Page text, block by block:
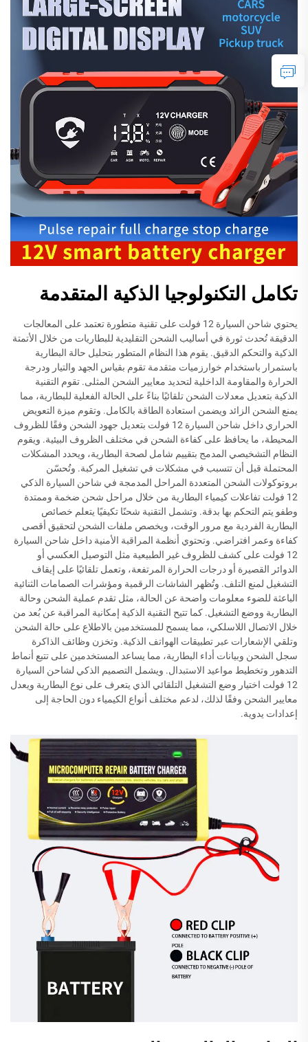
تكامل التكنولوجيا الذكية المتقدمة
يحتوي شاحن السيارة 12 فولت على تقنية متطورة تعتمد على المعالجات
الدقيقة تُحدث ثورة في أساليب الشحن التقليدية للبطاريات من خلال الأتمتة
الذكية والتحكم الدقيق. يقوم هذا النظام المتطور بتحليل حالة البطارية
باستمرار باستخدام خوارزميات متقدمة تقوم بقياس الجهد والتيار ودرجة
الحرارة والمقاومة الداخلية لتحديد معايير الشحن المثلى. تقوم التقنية
الذكية بتعديل معدلات الشحن تلقائيًا بناءً على الحالة الفعلية للبطارية، مما
يمنع الشحن الزائد ويضمن استعادة الطاقة بالكامل. وتقوم ميزة التعويض
الحراري داخل شاحن السيارة 12 فولت بتعديل جهود الشحن وفقًا للظروف
المحيطة، ما يحافظ على كفاءة الشحن في مختلف الظروف البيئية. ويقوم
النظام التشخيصي المدمج بتقييم شامل لصحة البطارية، ويحدد المشكلات
المحتملة قبل أن تتسبب في مشكلات في تشغيل المركبة. وتُحسّن
بروتوكولات الشحن المتعددة المراحل المدمجة في شاحن السيارة الذكي
12 فولت تفاعلات كيمياء البطارية من خلال مراحل شحن ضخمة وممتدة
وطفو يتم التحكم بها بدقة. وتشمل التقنية شحنًا تكيفيًا يتعلم خصائص
البطارية الفردية مع مرور الوقت، ويخصص ملفات الشحن لتحقيق أقصى
كفاءة وعمر افتراضي. وتحتوي أنظمة المراقبة الأمنية داخل شاحن السيارة
12 فولت على كشف للظروف غير الطبيعية مثل التوصيل العكسي أو
الدوائر القصيرة أو درجات الحرارة المرتفعة، وتعمل تلقائيًا على إيقاف
التشغيل لمنع التلف. وتُظهر الشاشات الرقمية ومؤشرات الصمامات الثنائية
الباعثة للضوء معلومات واضحة عن الحالة، مثل تقدم عملية الشحن وحالة
البطارية ووضع التشغيل. كما تتيح التقنية الذكية إمكانية المراقبة عن بُعد من
خلال الاتصال اللاسلكي، مما يسمح للمستخدمين بالاطلاع على حالة الشحن
وتلقي الإشعارات عبر تطبيقات الهواتف الذكية. وتخزن وظائف الذاكرة
سجل الشحن وبيانات أداء البطارية، مما يساعد المستخدمين على تتبع أنماط
التدهور وتخطيط مواعيد الاستبدال. ويشمل التصميم الذكي لشاحن السيارة
12 فولت اختيار وضع التشغيل التلقائي الذي يتعرف على نوع البطارية ويعدل
معايير الشحن وفقًا لذلك، لدعم مختلف أنواع الكيمياء دون الحاجة إلى
إعدادات يدوية.